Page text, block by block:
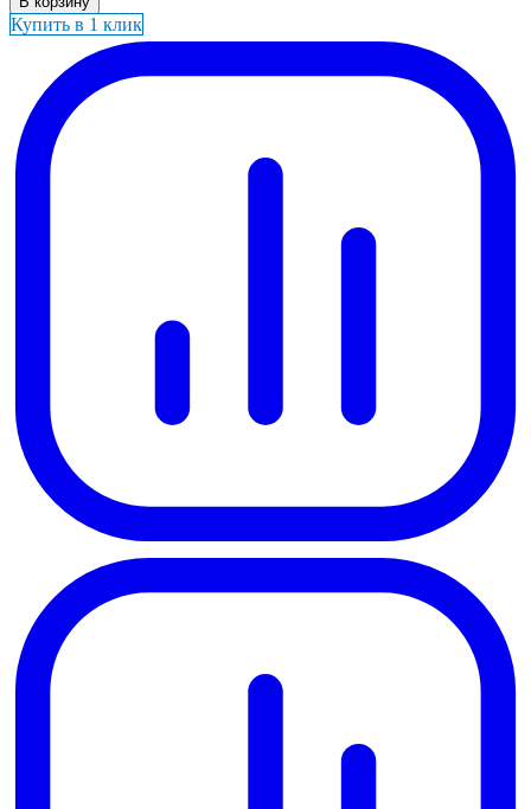
Купить в 1 клик